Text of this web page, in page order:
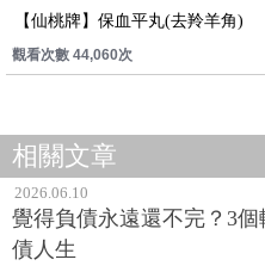
【仙桃牌】保血平丸(去羚羊角)
觀看次數 44,060次
相關文章
2026.06.10
覺得負債永遠還不完？3
債人生